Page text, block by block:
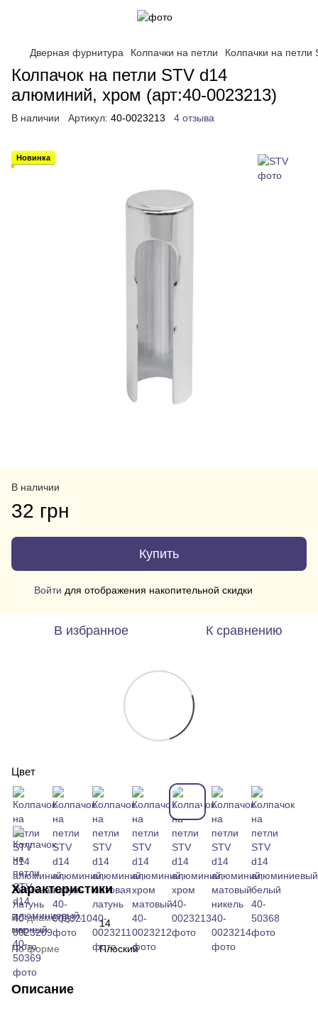
Дверная фурнитура Колпачки на петли Колпачки на петли
Колпачок на петли STV d14
алюминий, хром (арт:40-0023213)
В наличии Артикул: 40-0023213 4 отзыва
Новинка
В наличии
32 грн
Купить
Войти для отображения накопительной скидки
В избранное К сравнению
Цвет
Характеристики
По диаметру,
мм
14
По форме Плоский
Описание